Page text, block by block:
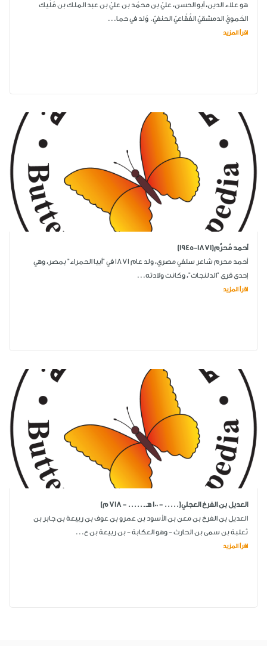
هو علاء الدين، أبو الحسن، عليّ بن محمّد بن عليّ بن عبد الملك بن مُلَيك
الحَمويّ الدمشقيّ الفُقّاعيّ الحنفيّ. وُلد في حما...
اقرأ المزيد
أحمد مُحرَّم(1871-1945)
أحمد محرم شاعر سلفي مصري، ولد عام 1871 في "أبيا الحمراء" بمصر، وهي
إحدى قرى "الدلنجات"، وكانت ولادته...
اقرأ المزيد
العديل بن الفرخ العجلي(..... - 100 هـ ـ ..... - 718 م)
العديل بن الفرخ بن معن بن الأسود بن عمرو بن عوف بن ربيعة بن جابر بن
ثعلبة بن سمى بن الحارث - وهو العكابة - بن ربيعة بن ع...
اقرأ المزيد